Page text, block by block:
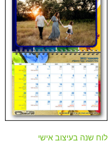
לוח שנה בעיצוב אישי